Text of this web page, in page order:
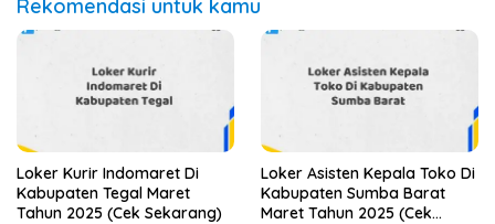
Rekomendasi untuk kamu
Loker Kurir Indomaret Di
Kabupaten Tegal Maret
Tahun 2025 (Cek Sekarang)
Loker Asisten Kepala Toko Di
Kabupaten Sumba Barat
Maret Tahun 2025 (Cek